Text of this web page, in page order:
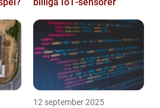
billiga IoT‑sensorer
12 september 2025